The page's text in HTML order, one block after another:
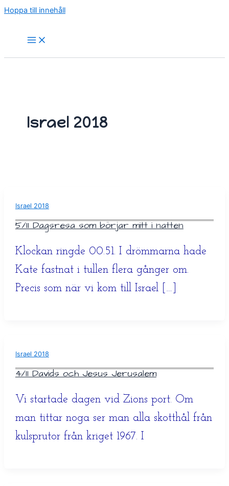
Hoppa till innehåll
Israel 2018
Israel 2018
5/11 Dagsresa som börjar mitt i natten
Klockan ringde 00.51. I drömmarna hade
Kate fastnat i tullen flera gånger om.
Precis som när vi kom till Israel […]
Israel 2018
4/11 Davids och Jesus Jerusalem
Vi startade dagen vid Zions port. Om
man tittar noga ser man alla skotthål från
kulsprutor från kriget 1967. I